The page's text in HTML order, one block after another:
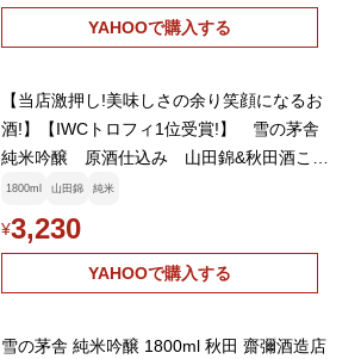
YAHOOで購入する
【当店激押し!美味しさの余り笑顔になるお
酒!】【IWCトロフィ1位受賞!】 雪の茅舎
純米吟醸 原酒仕込み 山田錦&秋田酒こま
ち 精米歩合55% 1800ml(1)
1800ml 山田錦 純米
¥3,230
YAHOOで購入する
雪の茅舎 純米吟醸 1800ml 秋田 齋彌酒造店